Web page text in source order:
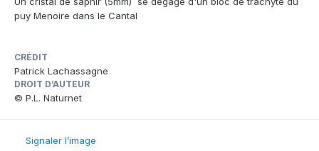
puy Menoire dans le Cantal
CRÉDIT
Patrick Lachassagne
DROIT D’AUTEUR
© P.L. Naturnet
Signaler l’image